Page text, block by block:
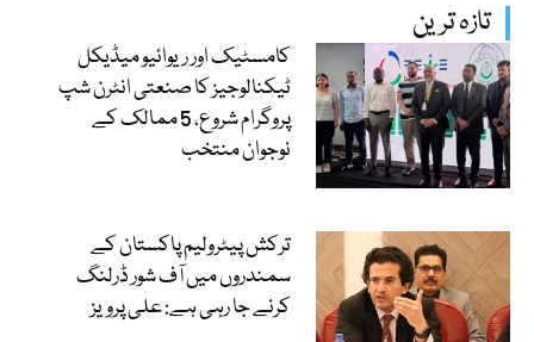
تازہ ترین
کامسٹیک اور ریوائیو میڈیکل
ٹیکنالوجیز کا صنعتی انٹرن شپ
پروگرام شروع، 5 ممالک کے
نوجوان منتخب
ترکش پیٹرولیم پاکستان کے
سمندروں میں آف شور ڈرلنگ
کرنے جا رہی ہے: علی پرویز